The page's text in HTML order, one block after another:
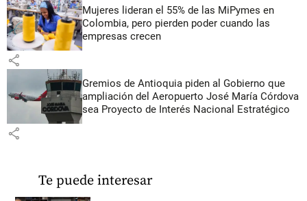
Mujeres lideran el 55% de las MiPymes en
Colombia, pero pierden poder cuando las
empresas crecen
share
Gremios de Antioquia piden al Gobierno que
ampliación del Aeropuerto José María Córdova
sea Proyecto de Interés Nacional Estratégico
share
Te puede interesar